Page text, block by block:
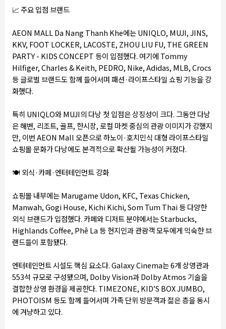
📈주요 입점 브랜드
AEON MALL Da Nang Thanh Khe에는 UNIQLO, MUJI, JINS,
KKV, FOOT LOCKER, LACOSTE, ZHOU LIU FU, THE GREEN
PARTY - KIDS CONCEPT 등이 입점했다. 여기에 Tommy
Hilfiger, Charles & Keith, PEDRO, Nike, Adidas, MLB, Crocs
등 글로벌 브랜드도 함께 들어서며 패션·라이프스타일 쇼핑 기능을 강
화했다.
특히 UNIQLO와 MUJI의 다낭 첫 입점은 상징성이 크다. 그동안 다낭
은 해변, 리조트, 골프, 한시장, 로컬 마켓 중심의 관광 이미지가 강했지
만, 이번 AEON Mall 오픈으로 하노이·호치민식 대형 라이프스타일
쇼핑몰 문화가 다낭에도 본격적으로 확산될 가능성이 커졌다.
🍽️ 외식·카페·엔터테인먼트 강화
쇼핑몰 내부에는 Marugame Udon, KFC, Texas Chicken,
Manwah, Gogi House, Kichi Kichi, Som Tum Thai 등 다양한
외식 브랜드가 입점했다. 카페와 디저트 분야에서는 Starbucks,
Highlands Coffee, Phê La 등 현지인과 관광객 모두에게 익숙한 브
랜드들이 포함됐다.
엔터테인먼트 시설도 핵심 요소다. Galaxy Cinema는 6개 상영관과
553석 규모로 구성됐으며, Dolby Vision과 Dolby Atmos 기술을
결합한 상영 환경을 제공한다. TIMEZONE, KID’S BOX JUMBO,
PHOTOISM 등도 함께 들어서며 가족 단위 방문객과 젊은 층을 동시
에 겨냥하고 있다.